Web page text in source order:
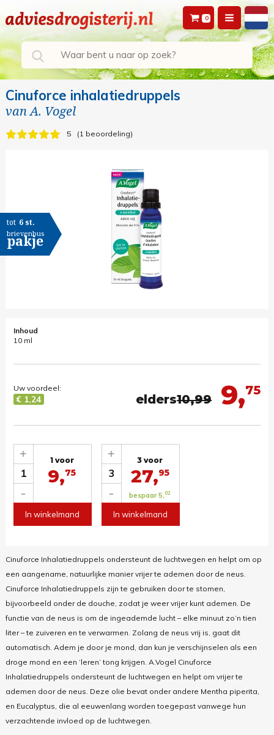
0
Cinuforce inhalatiedruppels
vanA. Vogel
5 1 beoordeling
tot 6 st.
brievenbus
pakje
Inhoud
10 ml
9,75
elders10,99
Uw voordeel:
€ 1,24
1
-
+ 1 voor
9,75
In winkelmand
3
-
+ 3 voor
27,95
bespaar 5, 02
In winkelmand
Cinuforce Inhalatiedruppels ondersteunt de luchtwegen en helpt om op
een aangename, natuurlijke manier vrijer te ademen door de neus.
Cinuforce Inhalatiedruppels zijn te gebruiken door te stomen,
bijvoorbeeld onder de douche, zodat je weer vrijer kunt ademen. De
functie van de neus is om de ingeademde lucht – elke minuut zo’n tien
liter – te zuiveren en te verwarmen. Zolang de neus vrij is, gaat dit
automatisch. Adem je door je mond, dan kun je verschijnselen als een
droge mond en een ‘leren’ tong krijgen. A.Vogel Cinuforce
Inhalatiedruppels ondersteunt de luchtwegen en helpt om vrijer te
ademen door de neus. Deze olie bevat onder andere Mentha piperita,
en Eucalyptus, die al eeuwenlang worden toegepast vanwege hun
verzachtende invloed op de luchtwegen.